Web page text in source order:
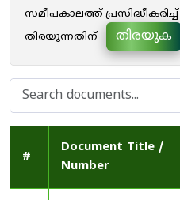
സമീപകാലത്ത് പ്രസിദ്ധീകരിച്ച്
തിരയുന്നതിന്
തിരയുക
#
Document Title /
Number